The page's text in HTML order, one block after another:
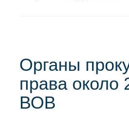
Органы
права около
ВОВ